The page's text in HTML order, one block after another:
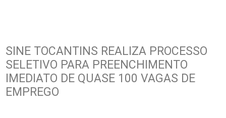
SINE TOCANTINS REALIZA PROCESSO
SELETIVO PARA PREENCHIMENTO
IMEDIATO DE QUASE 100 VAGAS DE
EMPREGO